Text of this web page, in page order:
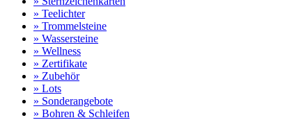
» Teelichter
» Trommelsteine
» Wassersteine
» Wellness
» Zertifikate
» Zubehör
» Lots
» Sonderangebote
» Bohren & Schleifen